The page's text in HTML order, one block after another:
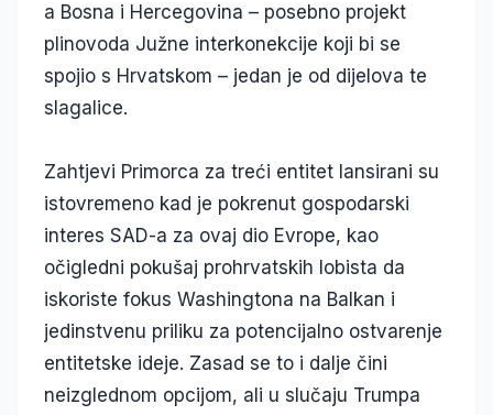
a Bosna i Hercegovina – posebno projekt
plinovoda Južne interkonekcije koji bi se
spojio s Hrvatskom – jedan je od dijelova te
slagalice.
Zahtjevi Primorca za treći entitet lansirani su
istovremeno kad je pokrenut gospodarski
interes SAD-a za ovaj dio Evrope, kao
očigledni pokušaj prohrvatskih lobista da
iskoriste fokus Washingtona na Balkan i
jedinstvenu priliku za potencijalno ostvarenje
entitetske ideje. Zasad se to i dalje čini
neizglednom opcijom, ali u slučaju Trumpa